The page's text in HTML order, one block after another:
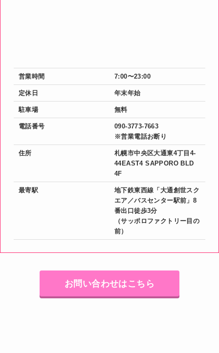
営業時間 7:00〜23:00
定休日 年末年始
駐車場 無料
電話番号
090-3773-7663
※営業電話お断り
住所
札幌市中央区大通東4丁目4-
44EAST4 SAPPORO BLD
4F
最寄駅
地下鉄東西線「大通創世スク
エア／バスセンター駅前」8
番出口徒歩3分
（サッポロファクトリー目の
前）
お問い合わせはこちら